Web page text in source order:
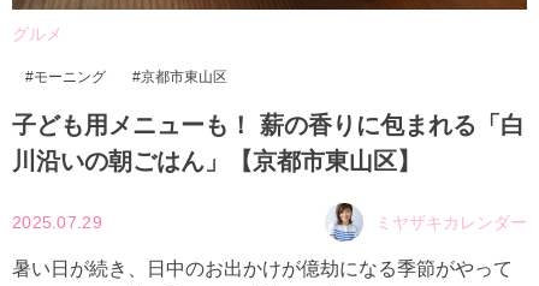
グルメ
モーニング 京都市東山区
子ども用メニューも！ 薪の香りに包まれる「白
川沿いの朝ごはん」【京都市東山区】
2025.07.29 ミヤザキカレンダー
暑い日が続き、日中のお出かけが億劫になる季節がやって